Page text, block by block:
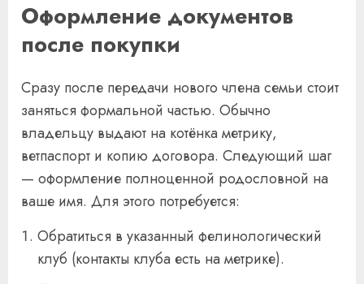
Оформление документов
после покупки
Сразу после передачи нового члена семьи стоит
заняться формальной частью. Обычно
владельцу выдают на котёнка метрику,
ветпаспорт и копию договора. Следующий шаг
— оформление полноценной родословной на
ваше имя. Для этого потребуется:
Обратиться в указанный фелинологический
клуб (контакты клуба есть на метрике).